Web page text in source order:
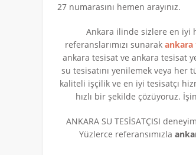
27 numarasını hemen arayınız.
Ankara ilinde sizlere en iyi
referanslarımızı sunarak ankara
ankara tesisat ve ankara tesisat
su tesisatını yenilemek veya her
kaliteli işçilik ve en iyi tesisatçı
hızlı bir şekilde çözüyoruz.
ANKARA SU TESİSATÇISI
Yüzlerce referansımızla